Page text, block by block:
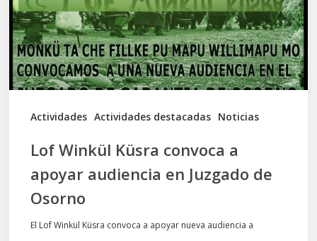
Actividades Actividades destacadas Noticias
apoyar
audiencia
en
Juzgado
Lof Winkül Küsra convoca a
apoyar audiencia en Juzgado de
Osorno
El Lof Winkül Küsra convoca a apoyar nueva audiencia a